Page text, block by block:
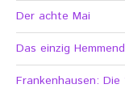
Der achte Mai
Das einzig
Frankenhausen: